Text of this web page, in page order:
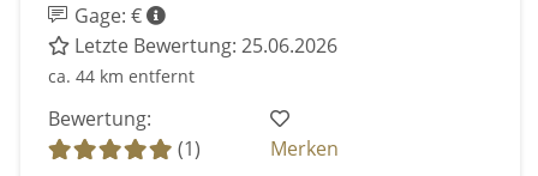
Gage: €
Letzte Bewertung: 25.06.2026
ca. 44 km entfernt
Bewertung:
(1)
Merken